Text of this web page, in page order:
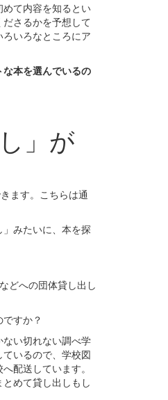
て内容を知るとい
さるかを予想して
いろなところにア
本を選んでいるの
」が
ます。こちらは通
みたいに、本を探
どへの団体貸し出し
すか？
い切れない調べ学
いるので、学校図
配送しています。
めて貸し出しもし